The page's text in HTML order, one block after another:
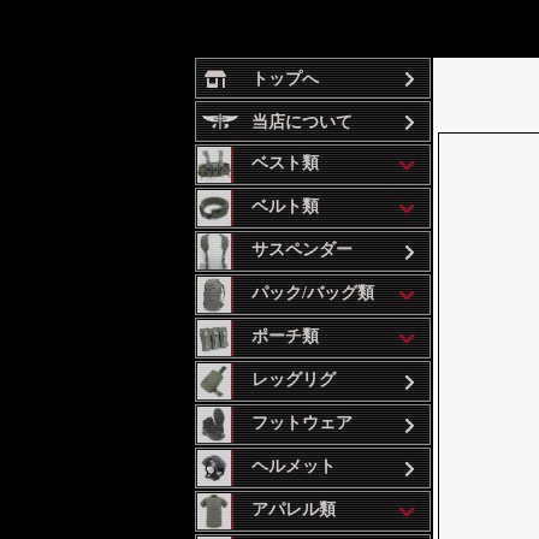
トップへ
当店について
ベスト類
ベルト類
サスペンダー
パック/バッグ類
ポーチ類
レッグリグ
フットウェア
ヘルメット
アパレル類